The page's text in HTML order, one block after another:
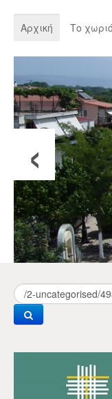
Αρχική Το χωριό
‹